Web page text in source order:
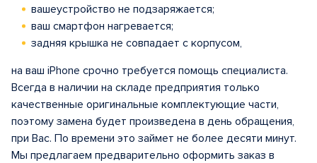
вашеустройство не подзаряжается;
ваш смартфон нагревается;
задняя крышка не совпадает с корпусом,
на ваш iPhone срочно требуется помощь специалиста.
Всегда в наличии на складе предприятия только
качественные оригинальные комплектующие части,
поэтому замена будет произведена в день обращения,
при Вас. По времени это займет не более десяти минут.
Мы предлагаем предварительно оформить заказ в